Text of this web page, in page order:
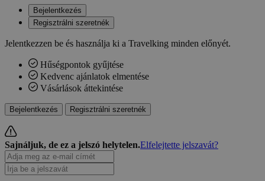
Bejelentkezés
Regisztrálni szeretnék
Jelentkezzen be és használja ki a Travelking minden előnyét.
Hűségpontok gyűjtése
Kedvenc ajánlatok elmentése
Vásárlások áttekintése
Bejelentkezés Regisztrálni szeretnék
Sajnáljuk, de ez a jelszó helytelen.Elfelejtette jelszavát?